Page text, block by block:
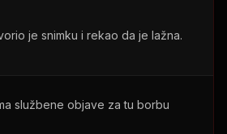
je snimku i rekao da je lažna.
službene objave za tu borbu